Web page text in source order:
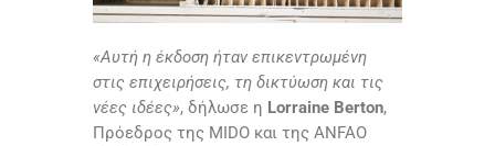
«Αυτή η έκδοση ήταν επικεντρωμένη
στις επιχειρήσεις, τη δικτύωση και τις
νέες ιδέες», δήλωσε η Lorraine Berton,
Πρόεδρος της MIDO και της ANFAO